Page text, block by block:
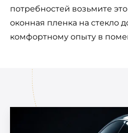
потребностей возьмите
оконная пленка на стекло
комфортному опыту в